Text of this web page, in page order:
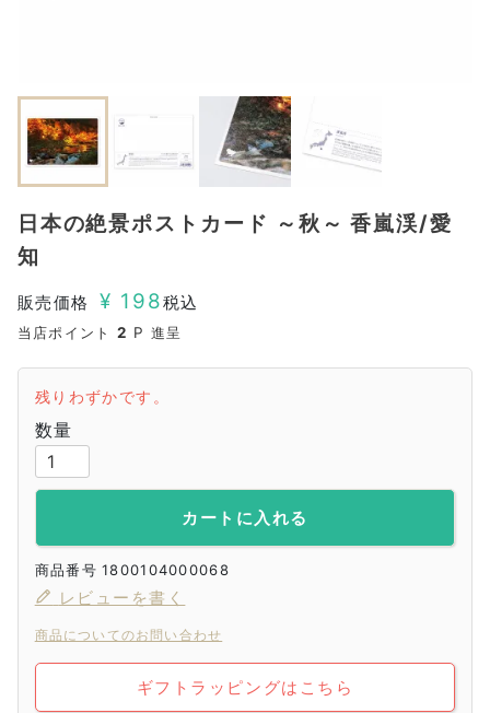
日本の絶景ポストカード ～秋～ 香嵐渓/愛
知
販売価格 ¥ 198税込
当店ポイント 2 P 進呈
残りわずかです。
カートに入れる
商品番号 1800104000068
レビューを書く
商品についてのお問い合わせ
ギフトラッピングはこちら